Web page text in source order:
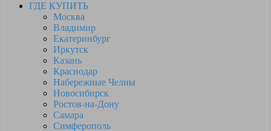
ГДЕ КУПИТЬ
Москва
Владимир
Екатеринбург
Иркутск
Казань
Краснодар
Набережные Челны
Новосибирск
Ростов-на-Дону
Самара
Симферополь